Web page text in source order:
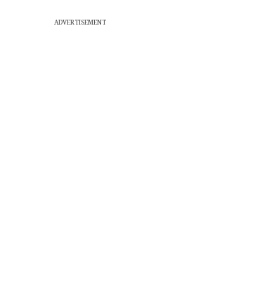
ADVERTISEMENT